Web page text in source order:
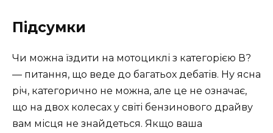
Підсумки
Чи можна їздити на мотоциклі з категорією В?
— питання, що веде до багатьох дебатів. Ну ясна
річ, категорично не можна, але це не означає,
що на двох колесах у світі бензинового драйву
вам місця не знайдеться. Якщо ваша